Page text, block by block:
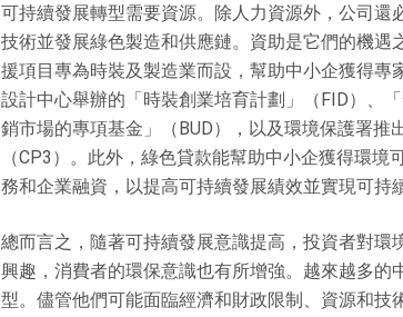
可持續發展轉型需要資源。除人力資源外，公司還
技術並發展綠色製造和供應鏈。資助是它們的機遇
援項目專為時裝及製造業而設，幫助中小企獲得專
設計中心舉辦的「時裝創業培育計劃」（FID）、
銷市場的專項基金」（BUD），以及環境保護署推
（CP3）。此外，綠色貸款能幫助中小企獲得環境
務和企業融資，以提高可持續發展績效並實現可持
總而言之，隨著可持續發展意識提高，投資者對環
興趣，消費者的環保意識也有所增強。越來越多的
型。儘管他們可能面臨經濟和財政限制、資源和技